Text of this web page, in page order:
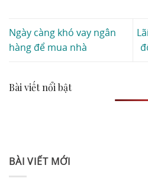
Ngày càng khó vay ngân
hàng để mua nhà
Bài viết nổi bật
BÀI VIẾT MỚI